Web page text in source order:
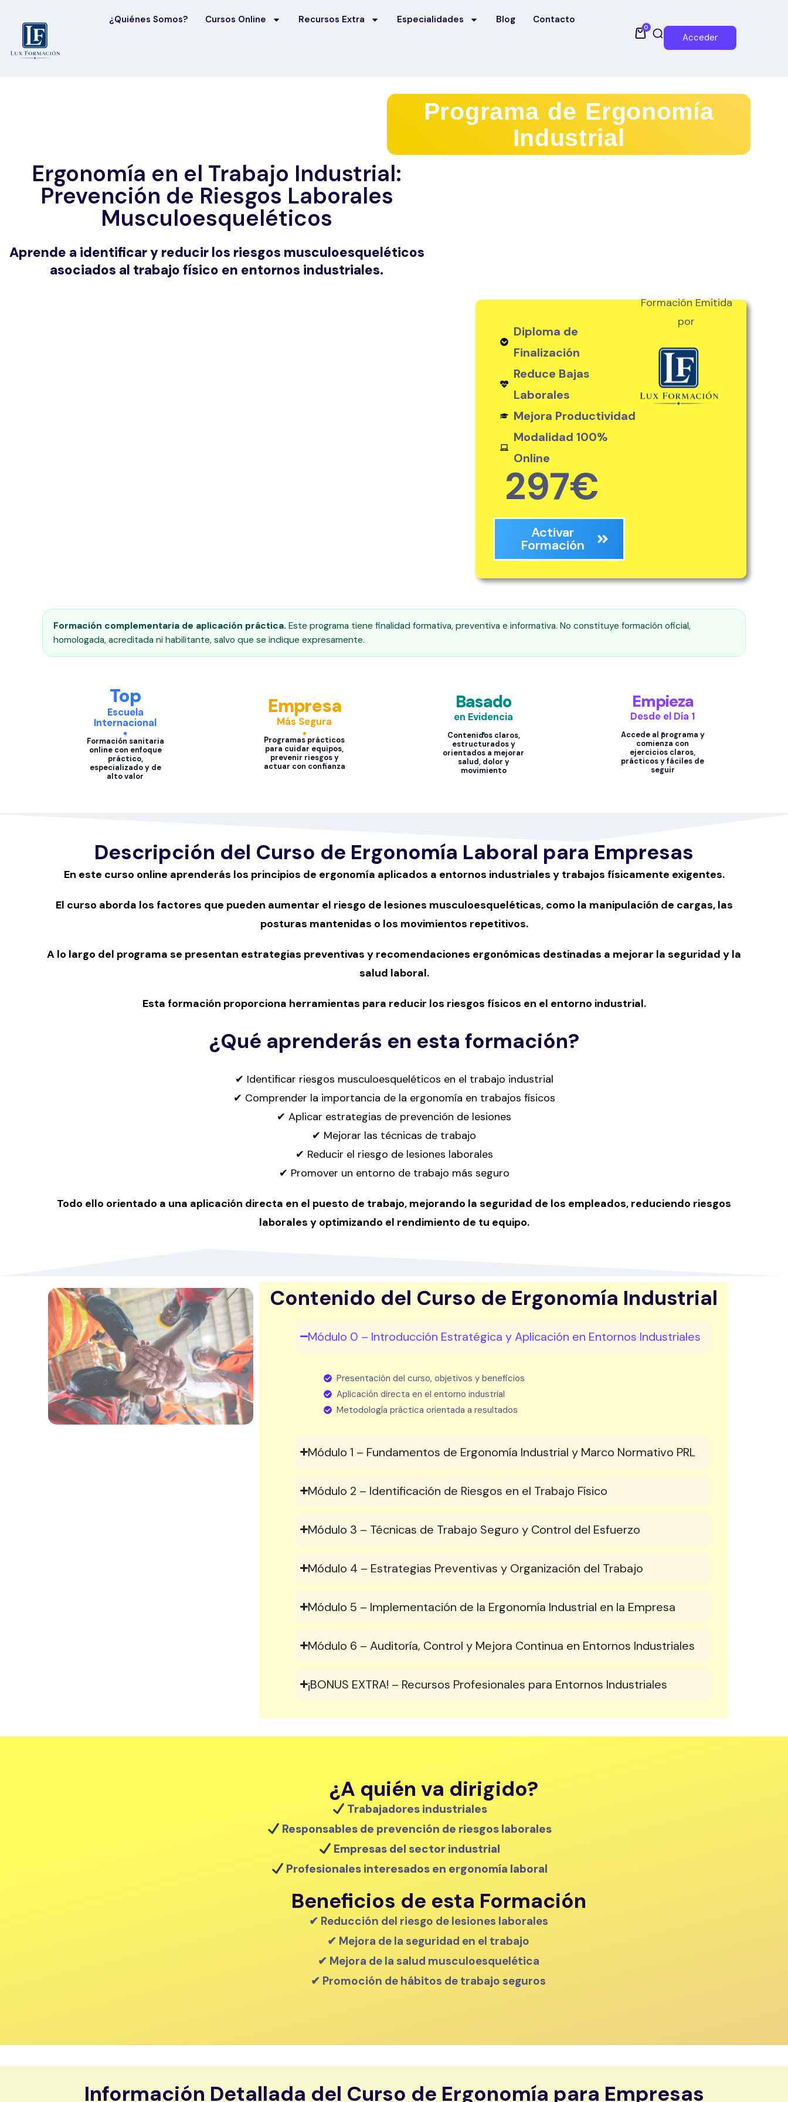
¿Quiénes Somos? Cursos Online Recursos Extra Especialidades Blog Contacto
0
Acceder
Programa de Ergonomía
Industrial
Ergonomía en el Trabajo Industrial:
Prevención de Riesgos Laborales
Musculoesqueléticos
Aprende a identificar y reducir los riesgos musculoesqueléticos
asociados al trabajo físico en entornos industriales.
Diploma de
Finalización
Reduce Bajas
Laborales
Mejora Productividad
Modalidad 100%
Online
297€
Activar
Formación
Formación Emitida
por
Formación complementaria de aplicación práctica. Este programa tiene finalidad formativa, preventiva e informativa. No constituye formación oficial,
homologada, acreditada ni habilitante, salvo que se indique expresamente.
Top
Escuela
Internacional
Formación sanitaria
online con enfoque
práctico,
especializado y de
alto valor
Empresa
Más Segura
Programas prácticos
para cuidar equipos,
prevenir riesgos y
actuar con confianza
Basado
en Evidencia
Contenidos claros,
estructurados y
orientados a mejorar
salud, dolor y
movimiento
Empieza
Desde el Día 1
Accede al programa y
comienza con
ejercicios claros,
prácticos y fáciles de
seguir
Descripción del Curso de Ergonomía Laboral para Empresas
En este curso online aprenderás los principios de ergonomía aplicados a entornos industriales y trabajos físicamente exigentes.
El curso aborda los factores que pueden aumentar el riesgo de lesiones musculoesqueléticas, como la manipulación de cargas, las
posturas mantenidas o los movimientos repetitivos.
A lo largo del programa se presentan estrategias preventivas y recomendaciones ergonómicas destinadas a mejorar la seguridad y la
salud laboral.
Esta formación proporciona herramientas para reducir los riesgos físicos en el entorno industrial.
¿Qué aprenderás en esta formación?
✔ Identificar riesgos musculoesqueléticos en el trabajo industrial
✔ Comprender la importancia de la ergonomía en trabajos físicos
✔ Aplicar estrategias de prevención de lesiones
✔ Mejorar las técnicas de trabajo
✔ Reducir el riesgo de lesiones laborales
✔ Promover un entorno de trabajo más seguro
Todo ello orientado a una aplicación directa en el puesto de trabajo, mejorando la seguridad de los empleados, reduciendo riesgos
laborales y optimizando el rendimiento de tu equipo.
Contenido del Curso de Ergonomía Industrial
Módulo 0 – Introducción Estratégica y Aplicación en Entornos Industriales
Presentación del curso, objetivos y beneficios
Aplicación directa en el entorno industrial
Metodología práctica orientada a resultados
Módulo 1 – Fundamentos de Ergonomía Industrial y Marco Normativo PRL
Módulo 2 – Identificación de Riesgos en el Trabajo Físico
Módulo 3 – Técnicas de Trabajo Seguro y Control del Esfuerzo
Módulo 4 – Estrategias Preventivas y Organización del Trabajo
Módulo 5 – Implementación de la Ergonomía Industrial en la Empresa
Módulo 6 – Auditoría, Control y Mejora Continua en Entornos Industriales
¡BONUS EXTRA! – Recursos Profesionales para Entornos Industriales
¿A quién va dirigido?
Trabajadores industriales
Responsables de prevención de riesgos laborales
Empresas del sector industrial
Profesionales interesados en ergonomía laboral
Beneficios de esta Formación
✔ Reducción del riesgo de lesiones laborales
✔ Mejora de la seguridad en el trabajo
✔ Mejora de la salud musculoesquelética
✔ Promoción de hábitos de trabajo seguros
Información Detallada del Curso de Ergonomía para Empresas